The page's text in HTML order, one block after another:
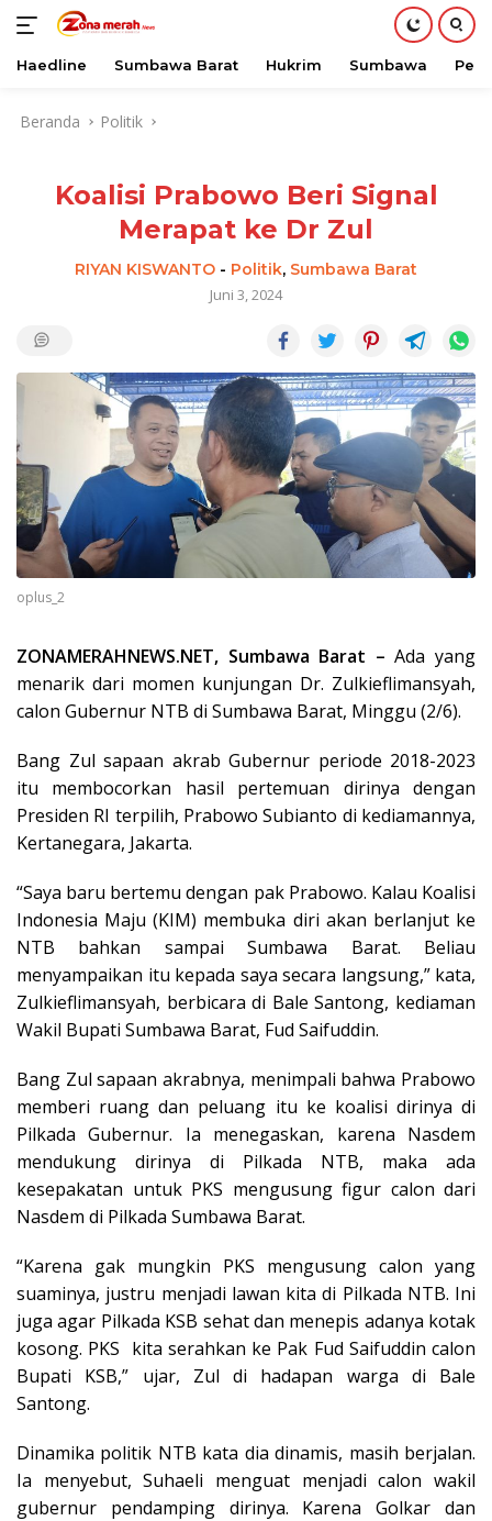
Haedline Sumbawa Barat Hukrim Sumbawa
Beranda Politik
Koalisi Prabowo Beri Signal
Merapat ke Dr Zul
RIYAN KISWANTO - Politik, Sumbawa Barat
Juni 3, 2024
oplus_2
ZONAMERAHNEWS.NET, Sumbawa Barat – Ada yang
menarik dari momen kunjungan Dr. Zulkieflimansyah,
calon Gubernur NTB di Sumbawa Barat, Minggu (2/6).
Bang Zul sapaan akrab Gubernur periode 2018-2023
itu membocorkan hasil pertemuan dirinya dengan
Presiden RI terpilih, Prabowo Subianto di kediamannya,
Kertanegara, Jakarta.
“Saya baru bertemu dengan pak Prabowo. Kalau Koalisi
Indonesia Maju (KIM) membuka diri akan berlanjut ke
NTB bahkan sampai Sumbawa Barat. Beliau
menyampaikan itu kepada saya secara langsung,” kata,
Zulkieflimansyah, berbicara di Bale Santong, kediaman
Wakil Bupati Sumbawa Barat, Fud Saifuddin.
Bang Zul sapaan akrabnya, menimpali bahwa Prabowo
memberi ruang dan peluang itu ke koalisi dirinya di
Pilkada Gubernur. Ia menegaskan, karena Nasdem
mendukung dirinya di Pilkada NTB, maka ada
kesepakatan untuk PKS mengusung figur calon dari
Nasdem di Pilkada Sumbawa Barat.
“Karena gak mungkin PKS mengusung calon yang
suaminya, justru menjadi lawan kita di Pilkada NTB. Ini
juga agar Pilkada KSB sehat dan menepis adanya kotak
kosong. PKS kita serahkan ke Pak Fud Saifuddin calon
Bupati KSB,” ujar, Zul di hadapan warga di Bale
Santong.
Dinamika politik NTB kata dia dinamis, masih berjalan.
Ia menyebut, Suhaeli menguat menjadi calon wakil
gubernur pendamping dirinya. Karena Golkar dan